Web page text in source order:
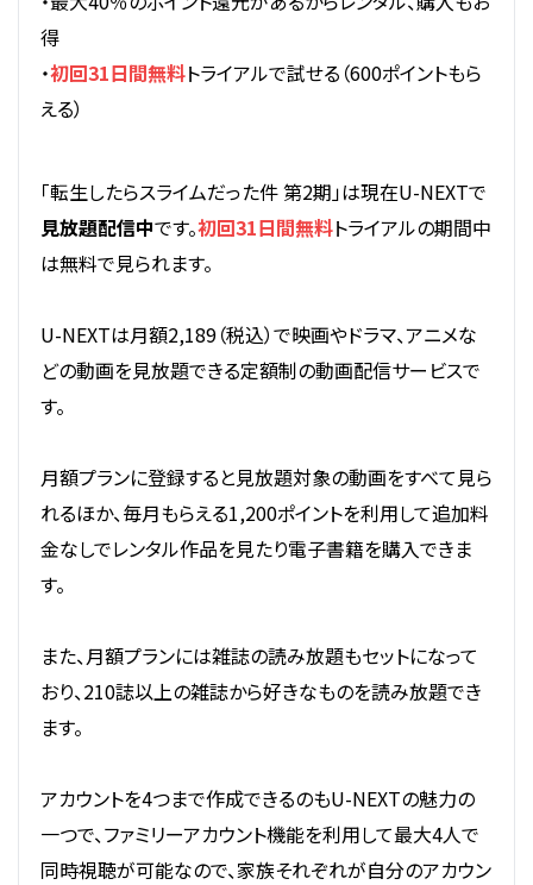
得
・初回31日間無料トライアルで試せる（600ポイントもら
える）
「転生したらスライムだった件 第2期」は現在U-NEXTで
見放題配信中です。初回31日間無料トライアルの期間中
は無料で見られます。
U-NEXTは月額2,189（税込）で映画やドラマ、アニメな
どの動画を見放題できる定額制の動画配信サービスで
す。
月額プランに登録すると見放題対象の動画をすべて見ら
れるほか、毎月もらえる1,200ポイントを利用して追加料
金なしでレンタル作品を見たり電子書籍を購入できま
す。
また、月額プランには雑誌の読み放題もセットになって
おり、210誌以上の雑誌から好きなものを読み放題でき
ます。
アカウントを4つまで作成できるのもU-NEXTの魅力の
一つで、ファミリーアカウント機能を利用して最大4人で
同時視聴が可能なので、家族それぞれが自分のアカウン